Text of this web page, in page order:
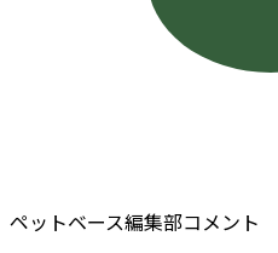
ペットベース編集部コメント